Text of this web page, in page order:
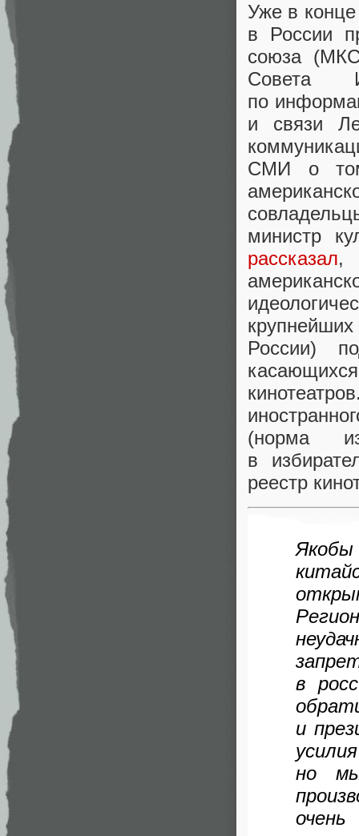
Уже в конце
в России
союза (
Совета
по
и связи
СМИ о
министр
рассказал,
России)
(норма
в
реестр
Якобы
в
и
но